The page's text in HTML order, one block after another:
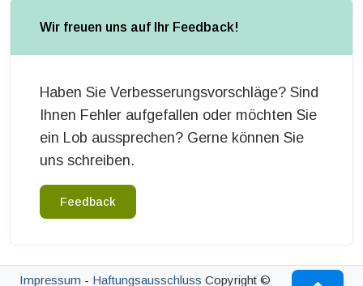
Wir freuen uns auf Ihr Feedback!
Haben Sie Verbesserungsvorschläge? Sind
Ihnen Fehler aufgefallen oder möchten Sie
ein Lob aussprechen? Gerne können Sie
uns schreiben.
Feedback
Impressum - Haftungsausschluss Copyright ©